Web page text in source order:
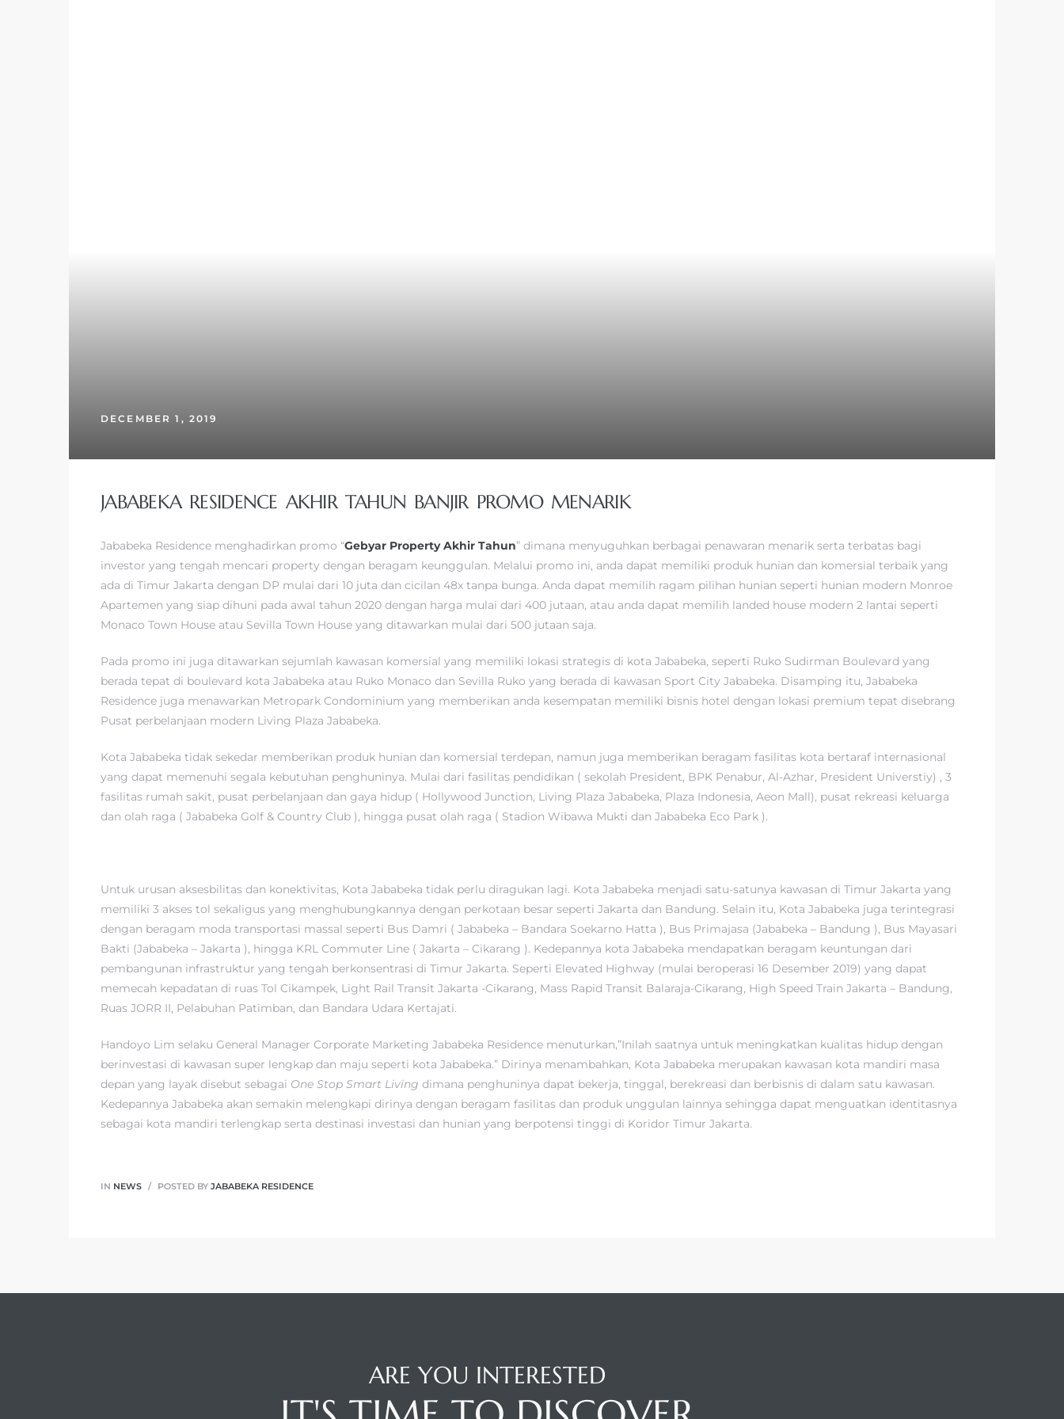
DECEMBER 1, 2019
JABABEKA RESIDENCE AKHIR TAHUN BANJIR PROMO MENARIK
Jababeka Residence menghadirkan promo “Gebyar Property Akhir Tahun” dimana menyuguhkan berbagai penawaran menarik serta terbatas bagi
investor yang tengah mencari property dengan beragam keunggulan. Melalui promo ini, anda dapat memiliki produk hunian dan komersial terbaik yang
ada di Timur Jakarta dengan DP mulai dari 10 juta dan cicilan 48x tanpa bunga. Anda dapat memilih ragam pilihan hunian seperti hunian modern Monroe
Apartemen yang siap dihuni pada awal tahun 2020 dengan harga mulai dari 400 jutaan, atau anda dapat memilih landed house modern 2 lantai seperti
Monaco Town House atau Sevilla Town House yang ditawarkan mulai dari 500 jutaan saja.
Pada promo ini juga ditawarkan sejumlah kawasan komersial yang memiliki lokasi strategis di kota Jababeka, seperti Ruko Sudirman Boulevard yang
berada tepat di boulevard kota Jababeka atau Ruko Monaco dan Sevilla Ruko yang berada di kawasan Sport City Jababeka. Disamping itu, Jababeka
Residence juga menawarkan Metropark Condominium yang memberikan anda kesempatan memiliki bisnis hotel dengan lokasi premium tepat disebrang
Pusat perbelanjaan modern Living Plaza Jababeka.
Kota Jababeka tidak sekedar memberikan produk hunian dan komersial terdepan, namun juga memberikan beragam fasilitas kota bertaraf internasional
yang dapat memenuhi segala kebutuhan penghuninya. Mulai dari fasilitas pendidikan ( sekolah President, BPK Penabur, Al-Azhar, President Universtiy) , 3
fasilitas rumah sakit, pusat perbelanjaan dan gaya hidup ( Hollywood Junction, Living Plaza Jababeka, Plaza Indonesia, Aeon Mall), pusat rekreasi keluarga
dan olah raga ( Jababeka Golf & Country Club ), hingga pusat olah raga ( Stadion Wibawa Mukti dan Jababeka Eco Park ).
Untuk urusan aksesbilitas dan konektivitas, Kota Jababeka tidak perlu diragukan lagi. Kota Jababeka menjadi satu-satunya kawasan di Timur Jakarta yang
memiliki 3 akses tol sekaligus yang menghubungkannya dengan perkotaan besar seperti Jakarta dan Bandung. Selain itu, Kota Jababeka juga terintegrasi
dengan beragam moda transportasi massal seperti Bus Damri ( Jababeka – Bandara Soekarno Hatta ), Bus Primajasa (Jababeka – Bandung ), Bus Mayasari
Bakti (Jababeka – Jakarta ), hingga KRL Commuter Line ( Jakarta – Cikarang ). Kedepannya kota Jababeka mendapatkan beragam keuntungan dari
pembangunan infrastruktur yang tengah berkonsentrasi di Timur Jakarta. Seperti Elevated Highway (mulai beroperasi 16 Desember 2019) yang dapat
memecah kepadatan di ruas Tol Cikampek, Light Rail Transit Jakarta -Cikarang, Mass Rapid Transit Balaraja-Cikarang, High Speed Train Jakarta – Bandung,
Ruas JORR II, Pelabuhan Patimban, dan Bandara Udara Kertajati.
Handoyo Lim selaku General Manager Corporate Marketing Jababeka Residence menuturkan,”Inilah saatnya untuk meningkatkan kualitas hidup dengan
berinvestasi di kawasan super lengkap dan maju seperti kota Jababeka.” Dirinya menambahkan, Kota Jababeka merupakan kawasan kota mandiri masa
depan yang layak disebut sebagai One Stop Smart Living dimana penghuninya dapat bekerja, tinggal, berekreasi dan berbisnis di dalam satu kawasan.
Kedepannya Jababeka akan semakin melengkapi dirinya dengan beragam fasilitas dan produk unggulan lainnya sehingga dapat menguatkan identitasnya
sebagai kota mandiri terlengkap serta destinasi investasi dan hunian yang berpotensi tinggi di Koridor Timur Jakarta.
IN NEWS POSTED BY JABABEKA RESIDENCE
ARE YOU INTERESTED